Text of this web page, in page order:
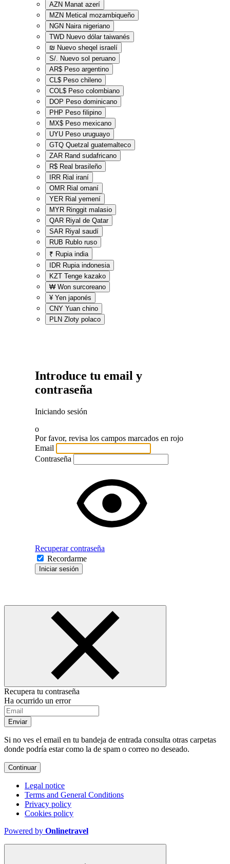
AZN Manat azerí
MZN Metical mozambiqueño
NGN Naira nigeriano
TWD Nuevo dólar taiwanés
₪ Nuevo sheqel israelí
S/. Nuevo sol peruano
AR$ Peso argentino
CL$ Peso chileno
COL$ Peso colombiano
DOP Peso dominicano
PHP Peso filipino
MX$ Peso mexicano
UYU Peso uruguayo
GTQ Quetzal guatemalteco
ZAR Rand sudafricano
R$ Real brasileño
IRR Rial iraní
OMR Rial omaní
YER Rial yemení
MYR Ringgit malasio
QAR Riyal de Qatar
SAR Riyal saudí
RUB Rublo ruso
₹ Rupia india
IDR Rupia indonesia
KZT Tenge kazako
₩ Won surcoreano
¥ Yen japonés
CNY Yuan chino
PLN Zloty polaco
Introduce tu email y
contraseña
Iniciando sesión
o
Por favor, revisa los campos marcados en rojo
Email
Contraseña
Recuperar contraseña
Recordarme
Iniciar sesión
Recupera tu contraseña
Ha ocurrido un error
Enviar
Si no ves el email en tu bandeja de entrada consulta otras carpetas
donde podría estar como la de spam o correo no deseado.
Continuar
Legal notice
Terms and General Conditions
Privacy policy
Cookies policy
Powered by Onlinetravel